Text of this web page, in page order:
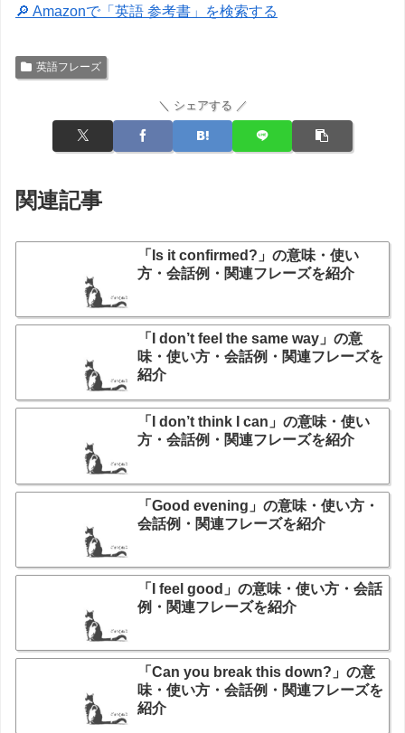
🔎 Amazonで「英語 参考書」を検索する
英語フレーズ
＼ シェアする ／
関連記事
「Is it confirmed?」の意味・使い
方・会話例・関連フレーズを紹介
「I don’t feel the same way」の意
味・使い方・会話例・関連フレーズを
紹介
「I don’t think I can」の意味・使い
方・会話例・関連フレーズを紹介
「Good evening」の意味・使い方・
会話例・関連フレーズを紹介
「I feel good」の意味・使い方・会話
例・関連フレーズを紹介
「Can you break this down?」の意
味・使い方・会話例・関連フレーズを
紹介